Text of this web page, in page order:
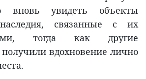
вновь увидеть объекты
наследия, связанные с их
тогда как другие
вдохновение лично